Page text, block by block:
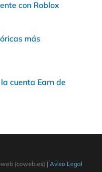
con Roblox
más
cuenta Earn de
(coweb.es) | Aviso Legal